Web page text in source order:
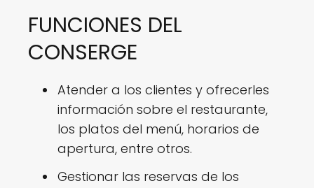
FUNCIONES DEL
CONSERGE
Atender a los clientes y ofrecerles
información sobre el restaurante,
los platos del menú, horarios de
apertura, entre otros.
Gestionar las reservas de los